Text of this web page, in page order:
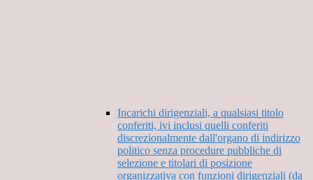
Incarichi dirigenziali, a qualsiasi titolo
conferiti, ivi inclusi quelli conferiti
discrezionalmente dall'organo di indirizzo
politico senza procedure pubbliche di
selezione e titolari di posizione
organizzativa con funzioni dirigenziali (da